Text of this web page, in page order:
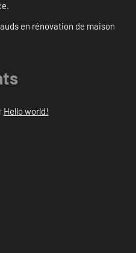
en rénovation de maison
Hello world!